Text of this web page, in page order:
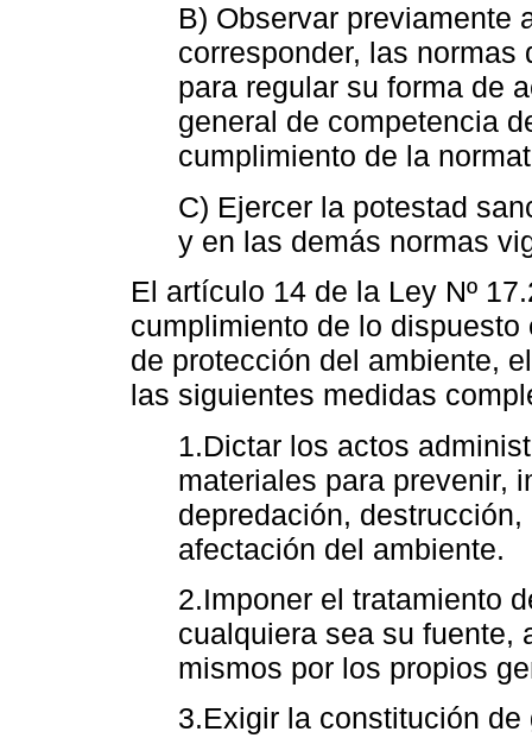
B) Observar previamente
corresponder, las
para regular su forma de
general de competencia
cumplimiento de la
C) Ejercer la potestad
y en las demás normas
El artículo 14 de la Ley Nº
cumplimiento de lo
de protección del ambiente,
las siguientes medidas
1.Dictar los actos
materiales para prevenir,
depredación,
afectación del ambiente.
2.Imponer el tratamiento
cualquiera sea su fuente,
mismos por los propios
3.Exigir la constitución